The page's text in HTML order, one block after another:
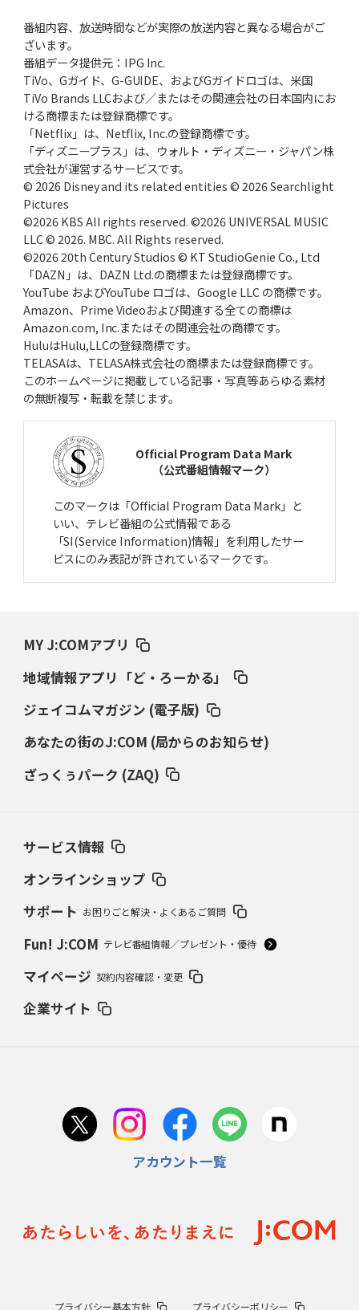
番組内容、放送時間などが実際の放送内容と異なる場合がご
ざいます。
番組データ提供元：IPG Inc.
TiVo、Gガイド、G-GUIDE、およびGガイドロゴは、米国
TiVo Brands LLCおよび／またはその関連会社の日本国内にお
ける商標または登録商標です。
「Netflix」は、Netflix, Inc.の登録商標です。
「ディズニープラス」は、ウォルト・ディズニー・ジャパン株
式会社が運営するサービスです。
© 2026 Disney and its related entities © 2026 Searchlight
Pictures
©2026 KBS All rights reserved. ©2026 UNIVERSAL MUSIC
LLC © 2026. MBC. All Rights reserved.
©2026 20th Century Studios © KT StudioGenie Co., Ltd
「DAZN」は、DAZN Ltd.の商標または登録商標です。
YouTube およびYouTube ロゴは、Google LLC の商標です。
Amazon、Prime Videoおよび関連する全ての商標は
Amazon.com, Inc.またはその関連会社の商標です。
HuluはHulu,LLCの登録商標です。
TELASAは、TELASA株式会社の商標または登録商標です。
このホームページに掲載している記事・写真等あらゆる素材
の無断複写・転載を禁じます。
Official Program Data Mark
（公式番組情報マーク）
このマークは「Official Program Data Mark」と
いい、テレビ番組の公式情報である
「SI(Service Information)情報」を利用したサー
ビスにのみ表記が許されているマークです。
MY J:COMアプリ
地域情報アプリ「ど・ろーかる」
ジェイコムマガジン (電子版)
あなたの街のJ:COM (局からのお知らせ)
ざっくぅパーク (ZAQ)
サービス情報
オンラインショップ
サポート お困りごと解決・よくあるご質問
Fun! J:COM テレビ番組情報／プレゼント・優待
マイページ 契約内容確認・変更
企業サイト
アカウント一覧
プライバシー基本方針 プライバシーポリシー